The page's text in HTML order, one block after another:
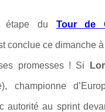
étape du Tour de
conclue ce dimanche
promesses ! Si
championne
autorité au sprint